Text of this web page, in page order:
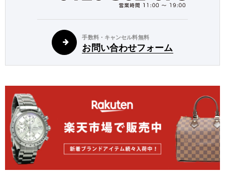
手数料・キャンセル料無料
お問い合わせフォーム